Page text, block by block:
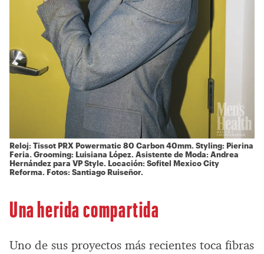
Reloj: Tissot PRX Powermatic 80 Carbon 40mm. Styling: Pierina
Feria. Grooming: Luisiana López. Asistente de Moda: Andrea
Hernández para VP Style. Locación: Sofitel Mexico City
Reforma. Fotos: Santiago Ruiseñor.
Una herida compartida
Uno de sus proyectos más recientes toca fibras